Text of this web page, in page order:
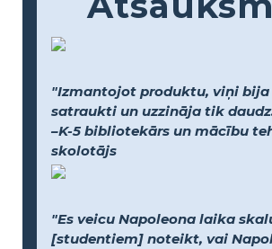
"Izmantojot produktu, viņi
satraukti un uzzināja tik
–K-5 bibliotekārs un mācību
skolotājs
"Es veicu Napoleona laika
[studentiem] noteikt, vai